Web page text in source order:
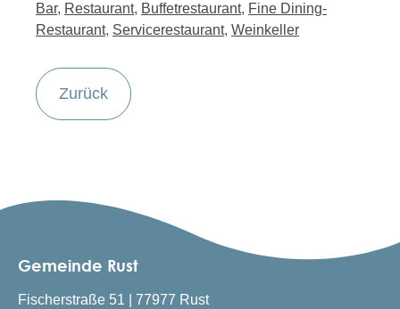
Bar, Restaurant, Buffetrestaurant, Fine Dining-
Restaurant, Servicerestaurant, Weinkeller
Zurück
Gemeinde Rust
Fischerstraße 51 | 77977 Rust